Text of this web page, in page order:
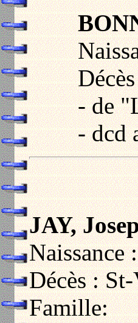
- de
- dcd
JAY,
Naissance
Décès :
Famille: